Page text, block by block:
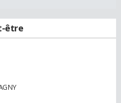
être